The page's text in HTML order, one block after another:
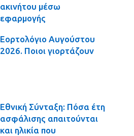
ακινήτου μέσω
εφαρμογής
Εορτολόγιο Αυγούστου
2026. Ποιοι γιορτάζουν
Εθνική Σύνταξη: Πόσα έτη
ασφάλισης απαιτούνται
και ηλικία που